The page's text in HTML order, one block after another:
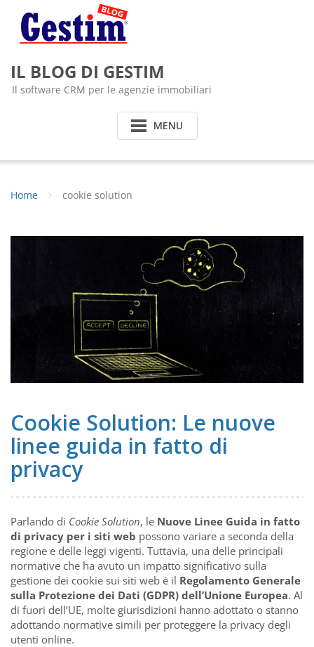
content
IL BLOG DI GESTIM
Il software CRM per le agenzie immobiliari
MENU
Home cookie solution
Cookie Solution: Le nuove
linee guida in fatto di
privacy
Parlando di Cookie Solution, le Nuove Linee Guida in fatto
di privacy per i siti web possono variare a seconda della
regione e delle leggi vigenti. Tuttavia, una delle principali
normative che ha avuto un impatto significativo sulla
gestione dei cookie sui siti web è il Regolamento Generale
sulla Protezione dei Dati (GDPR) dell’Unione Europea. Al
di fuori dell’UE, molte giurisdizioni hanno adottato o stanno
adottando normative simili per proteggere la privacy degli
utenti online.